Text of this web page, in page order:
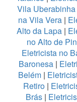
Vila Uberabinha
na Vila Vera |
Alto da Lapa |
no Alto de
Eletricista no
Baronesa|
Belém |
Retiro|
Brás |